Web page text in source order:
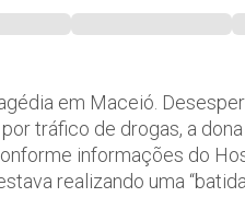
em Maceió.
tráfico de drogas, a
informações do
realizando uma